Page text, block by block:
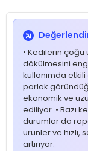
• Kedilerin
dökülmesini
kullanımda
parlak
ekonomik ve
ediliyor. • Bazı
durumlar da
ürünler ve
artırıyor.